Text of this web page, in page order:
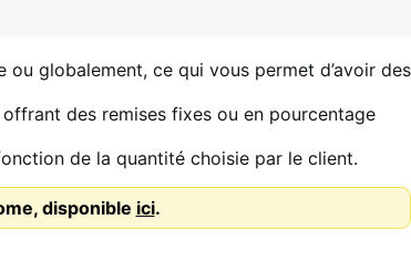
globalement, ce qui vous permet d’avoir des
des remises fixes ou en pourcentage
de la quantité choisie par le client.
disponible ici.